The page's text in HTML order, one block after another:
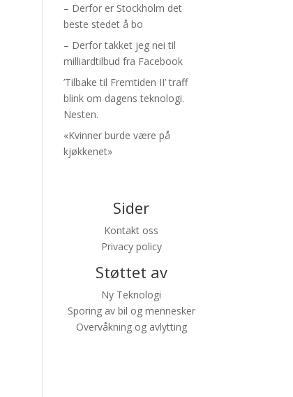
– Derfor er Stockholm det
beste stedet å bo
– Derfor takket jeg nei til
milliardtilbud fra Facebook
’Tilbake til Fremtiden II’ traff
blink om dagens teknologi.
Nesten.
«Kvinner burde være på
kjøkkenet»
Sider
Kontakt oss
Privacy policy
Støttet av
Ny Teknologi
Sporing av bil og mennesker
Overvåkning og avlytting